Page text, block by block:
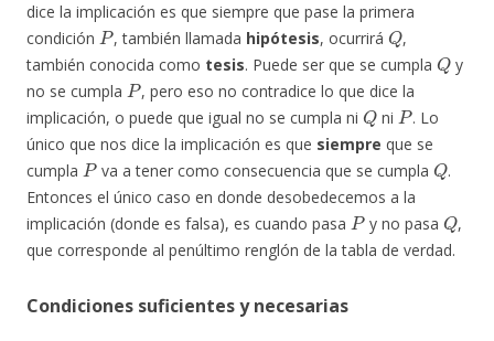
dice la implicación es que siempre que pase la primera
condición
P
, también llamada hipótesis, ocurrirá
Q
,
también conocida como tesis. Puede ser que se cumpla
Q
y
no se cumpla
P
, pero eso no contradice lo que dice la
implicación, o puede que igual no se cumpla ni
Q
ni
P
. Lo
único que nos dice la implicación es que siempre que se
cumpla
P
va a tener como consecuencia que se cumpla
Q
.
Entonces el único caso en donde desobedecemos a la
implicación (donde es falsa), es cuando pasa
P
y no pasa
Q
,
que corresponde al penúltimo renglón de la tabla de verdad.
Condiciones suficientes y necesarias